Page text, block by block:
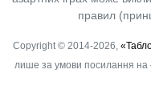
правил
Copyright © 2014-2026,
лише за умови посилання на